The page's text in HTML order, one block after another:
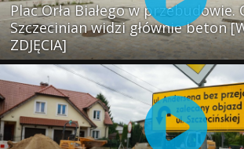
Plac Orła Białego w przebudowie.
Szczecinian widzi głównie beton
ZDJĘCIA]